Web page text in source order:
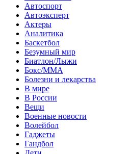
Автоспорт
Автоэксперт
Актеры
Аналитика
Баскетбол
Безумный мир
Биатлон/Лыжи
Бокс/MMA
Болезни и лекарства
В мире
В России
Вещи
Военные новости
Волейбол
Гаджеты
Гандбол